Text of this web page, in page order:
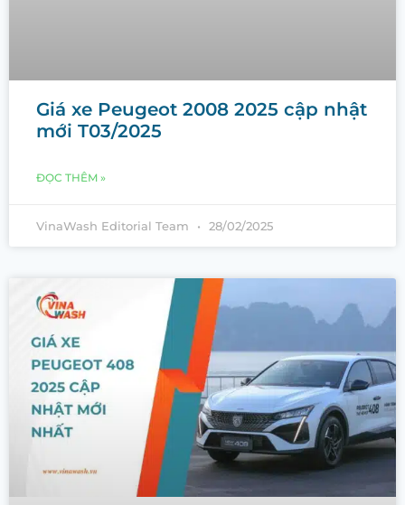
Giá xe Peugeot 2008 2025 cập nhật
mới T03/2025
ĐỌC THÊM »
VinaWash Editorial Team 28/02/2025